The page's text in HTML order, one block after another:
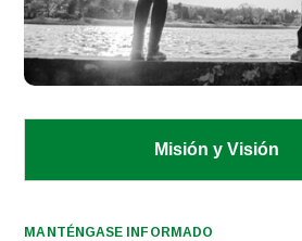
Misión y Visión
MANTÉNGASE INFORMADO